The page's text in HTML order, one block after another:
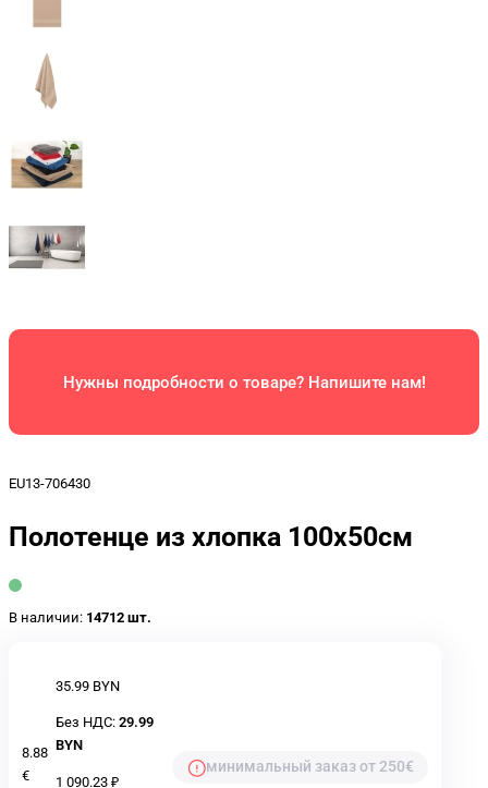
Нужны подробности о товаре? Напишите нам!
EU13-706430
Полотенце из хлопка 100x50см
В наличии: 14712 шт.
8.88
€
35.99 BYN
Без НДС: 29.99
BYN
1 090.23 ₽
минимальный заказ от 250€